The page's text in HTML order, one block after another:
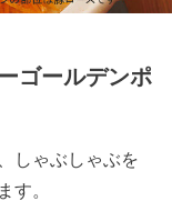
ゴールデンポ
しゃぶしゃぶを
す。